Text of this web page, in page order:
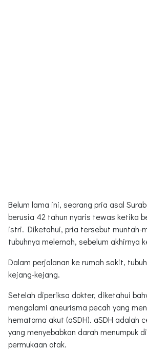
Belum lama ini, seorang pria asal
berusia 42 tahun nyaris tewas ketika
istri. Diketahui, pria tersebut muntah-
tubuhnya melemah, sebelum akhirnya
Dalam perjalanan ke rumah sakit,
kejang-kejang.
Setelah diperiksa dokter, diketahui
mengalami aneurisma pecah yang
hematoma akut (aSDH). aSDH adalah
yang menyebabkan darah menumpuk
permukaan otak.